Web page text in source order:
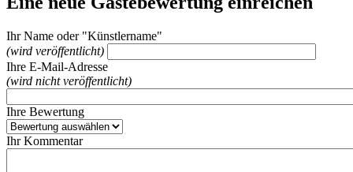
Ihr Name oder "Künstlername"
(wird veröffentlicht)
Ihre E-Mail-Adresse
(wird nicht veröffentlicht)
Ihre Bewertung
Ihr Kommentar